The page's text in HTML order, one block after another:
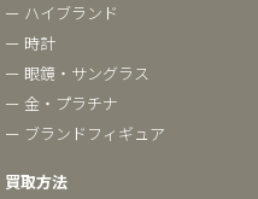
ー ハイブランド
ー 時計
ー 眼鏡・サングラス
ー 金・プラチナ
ー ブランドフィギュア
買取方法